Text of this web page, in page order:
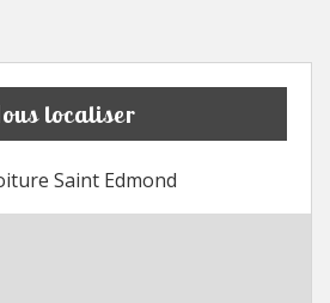
localiser
Saint Edmond